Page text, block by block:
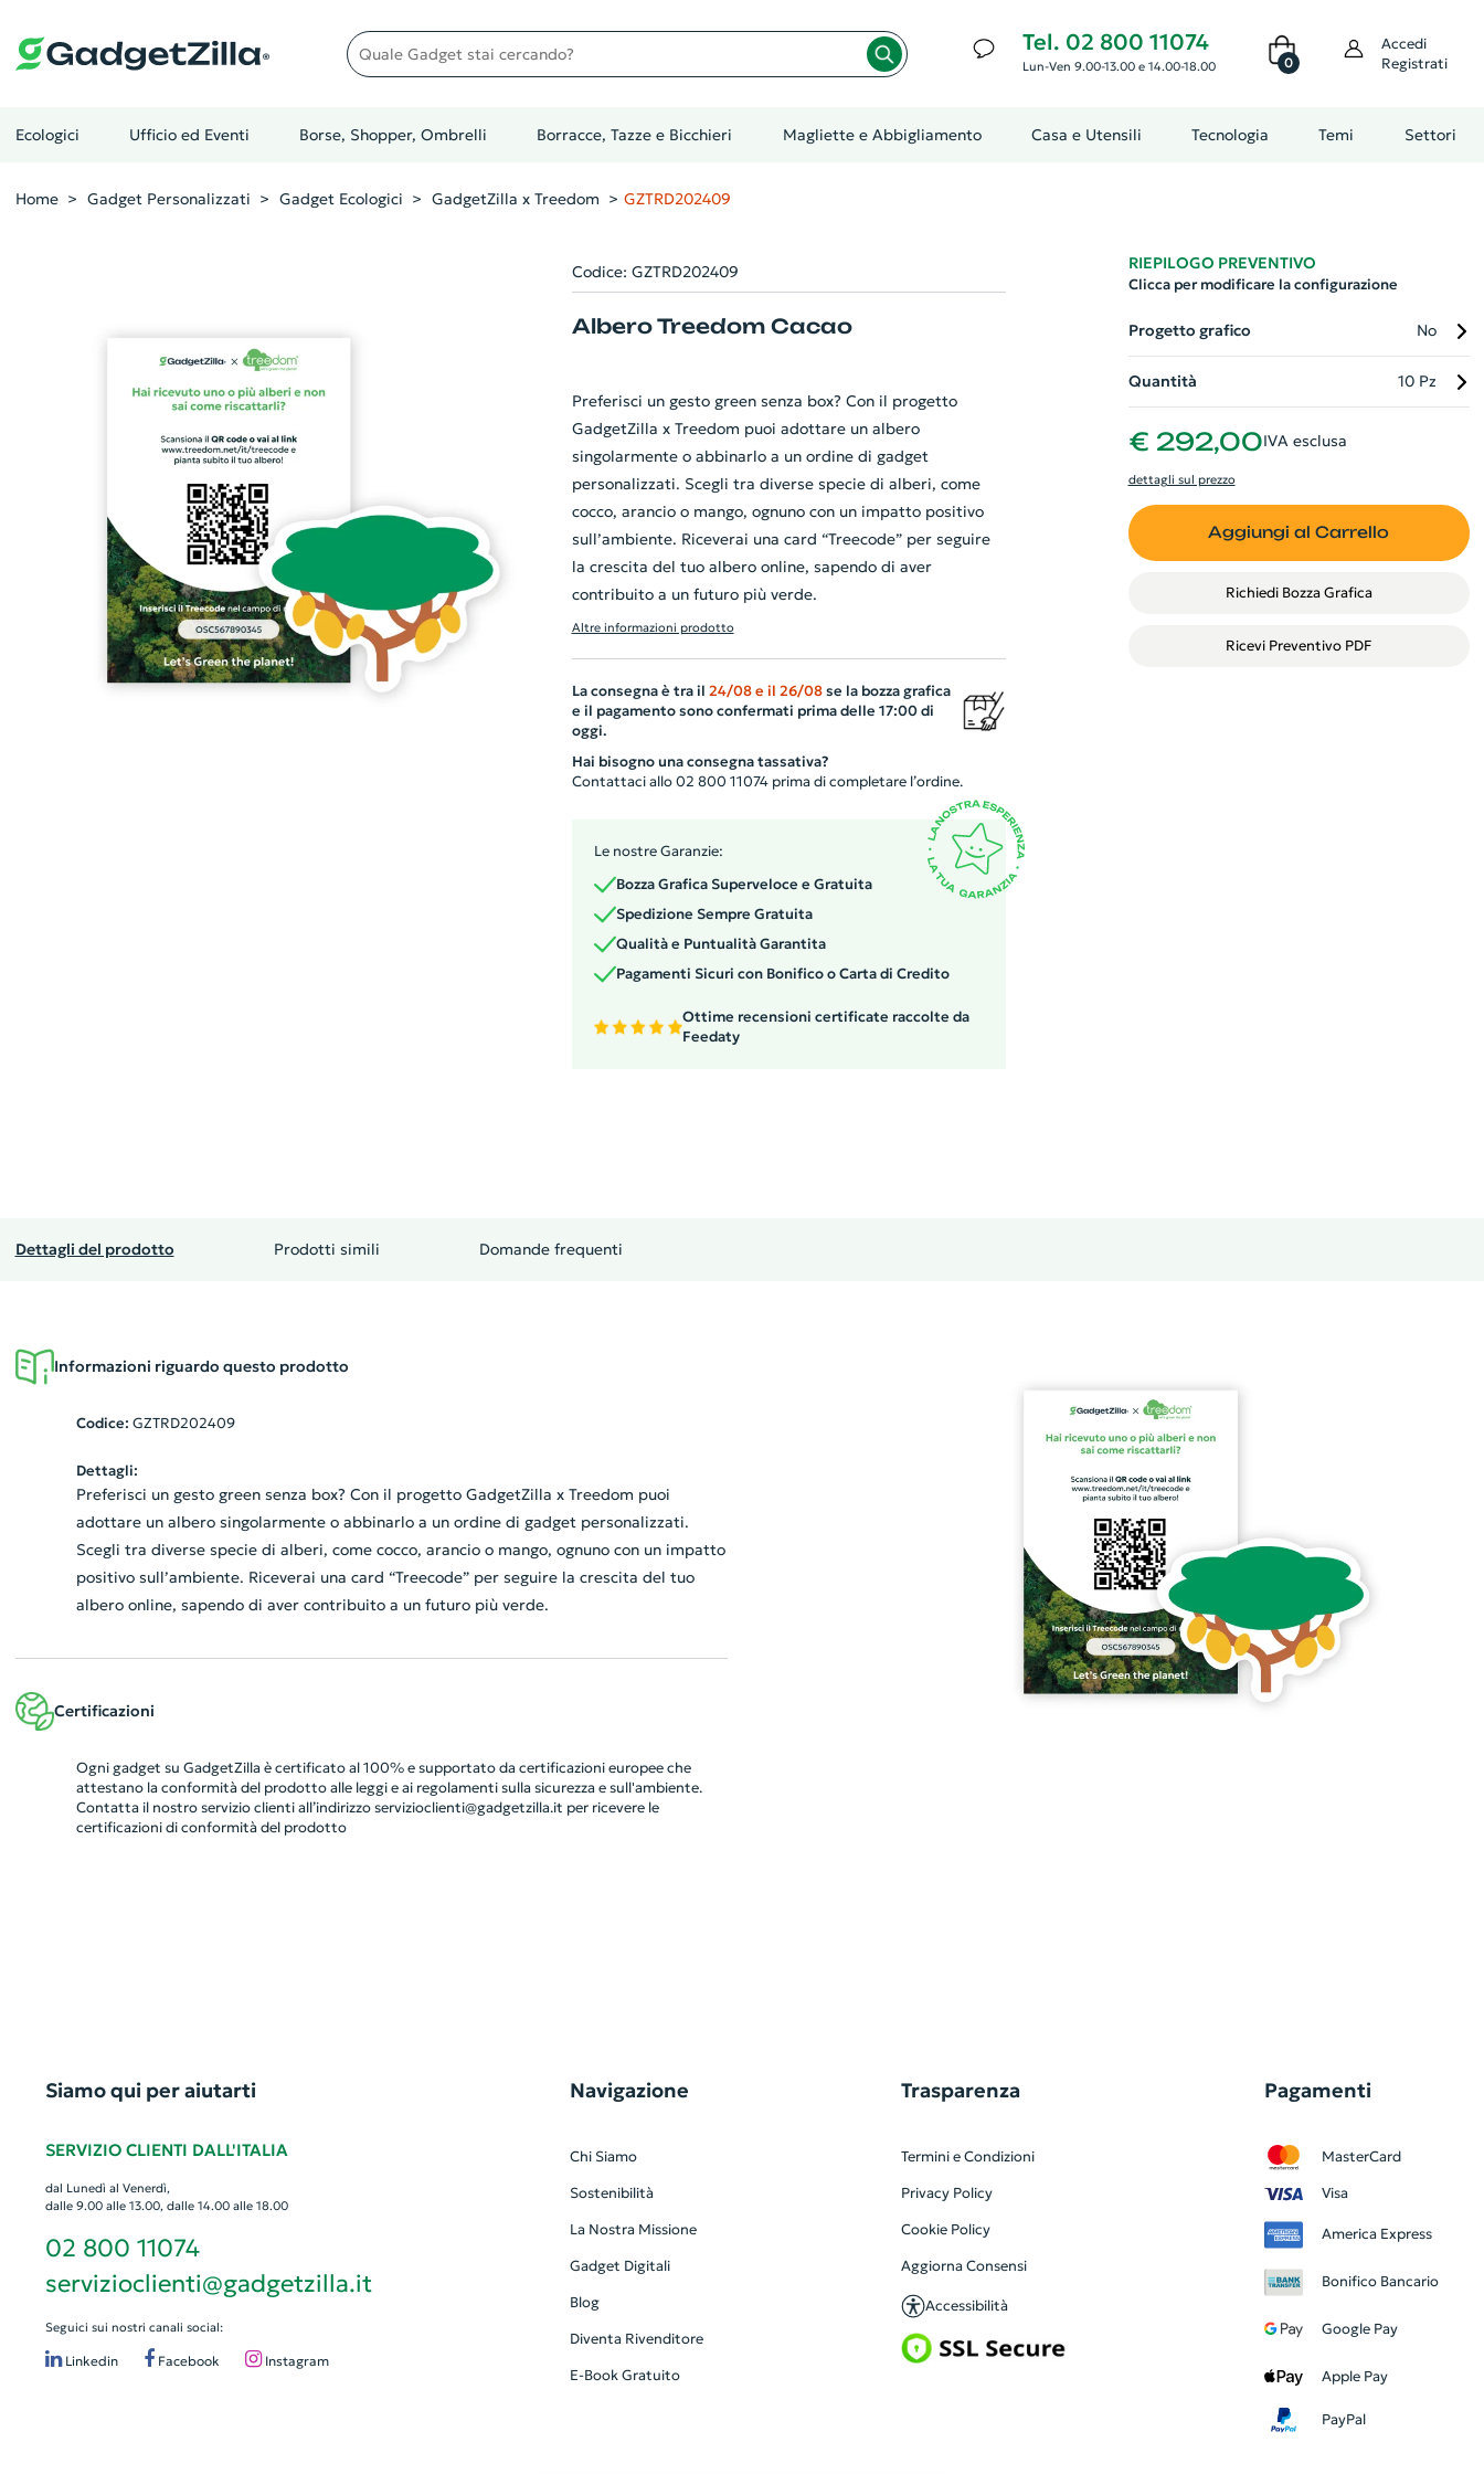
Quale gadget stai cercando? Tel. 02 800 11074
Lun-Ven 9.00-13.00 e 14.00-18.00 0
Accedi
Registrati
Ecologici Ufficio ed Eventi Borse, Shopper, Ombrelli Borracce, Tazze e Bicchieri Magliette e Abbigliamento Casa e Utensili Tecnologia Temi Settori
Home Gadget Personalizzati Gadget Ecologici GadgetZilla x Treedom GZTRD202409
Codice: GZTRD202409
Albero Treedom Cacao
Preferisci un gesto green senza box? Con il progetto
GadgetZilla x Treedom puoi adottare un albero
singolarmente o abbinarlo a un ordine di gadget
personalizzati. Scegli tra diverse specie di alberi, come
cocco, arancio o mango, ognuno con un impatto positivo
sull’ambiente. Riceverai una card “Treecode” per seguire
la crescita del tuo albero online, sapendo di aver
contribuito a un futuro più verde.
Altre informazioni prodotto
La consegna è tra il 24/08 e il 26/08se la bozza grafica
e il pagamento sono confermati prima delle 17:00 di
oggi.
Hai bisogno una consegna tassativa?
Contattaci allo 02 800 11074 prima di completare l’ordine.
Le nostre Garanzie:
Bozza Grafica Superveloce e Gratuita
Spedizione Sempre Gratuita
Qualità e Puntualità Garantita
Pagamenti Sicuri con Bonifico o Carta di Credito
Ottime recensioni certificate raccolte da
Feedaty
RIEPILOGO PREVENTIVO
Clicca per modificare la configurazione
Progetto grafico No
Quantità 10 Pz
€ 292,00IVA esclusa
dettagli sul prezzo
Aggiungi al Carrello
Richiedi Bozza Grafica
Ricevi Preventivo PDF
Dettagli del prodotto Prodotti simili Domande frequenti
Informazioni riguardo questo prodotto
Codice: GZTRD202409
Dettagli:
Preferisci un gesto green senza box? Con il progetto GadgetZilla x Treedom puoi
adottare un albero singolarmente o abbinarlo a un ordine di gadget personalizzati.
Scegli tra diverse specie di alberi, come cocco, arancio o mango, ognuno con un impatto
positivo sull’ambiente. Riceverai una card “Treecode” per seguire la crescita del tuo
albero online, sapendo di aver contribuito a un futuro più verde.
Certificazioni
Ogni gadget su GadgetZilla è certificato al 100% e supportato da certificazioni europee che
attestano la conformità del prodotto alle leggi e ai regolamenti sulla sicurezza e sull'ambiente.
Contatta il nostro servizio clienti all’indirizzo servizioclienti@gadgetzilla.it per ricevere le
certificazioni di conformità del prodotto
Siamo qui per aiutarti
SERVIZIO CLIENTI DALL'ITALIA
dal Lunedì al Venerdì,
dalle 9.00 alle 13.00, dalle 14.00 alle 18.00
02 800 11074
servizioclienti@gadgetzilla.it
Seguici sui nostri canali social:
Linkedin Facebook Instagram
Navigazione
Chi Siamo
Sostenibilità
La Nostra Missione
Gadget Digitali
Blog
Diventa Rivenditore
E-Book Gratuito
Trasparenza
Termini e Condizioni
Privacy Policy
Cookie Policy
Aggiorna Consensi
Accessibilità
Pagamenti
MasterCard
Visa
America Express
Bonifico Bancario
Google Pay
Apple Pay
PayPal